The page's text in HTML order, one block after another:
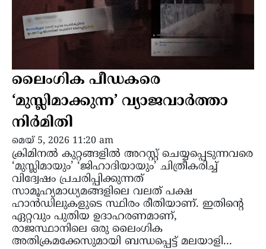
ലൈംഗിക പീഡകരെ
‘മുസ്ലിമാക്കുന്ന’ വ്യാജവാർത്താ
നിർമിതി
മെയ്‌ 5, 2026 11:20 am
ക്രിമിനൽ കുറ്റങ്ങളിൽ അറസ്റ്റ് ചെയ്യപ്പെടുന്നവരെ
‘മുസ്ലിമായും’ ‘ജിഹാദിയായും’ ചിത്രീകരിച്ച്
വിദ്വേഷം പ്രചരിപ്പിക്കുന്നത്
സാമൂഹ്യമാധ്യമങ്ങളിലെ വലത് പക്ഷ
ഹാൻഡിലുകളുടെ സ്ഥിരം രീതിയാണ്. ഇതിന്റെ
ഏറ്റവും പുതിയ ഉദാഹരണമാണ്,
രാജസ്ഥാനിലെ ഒരു ലൈംഗിക
അതിക്രമക്കേസുമായി ബന്ധപ്പെട്ട് മലയാളി...